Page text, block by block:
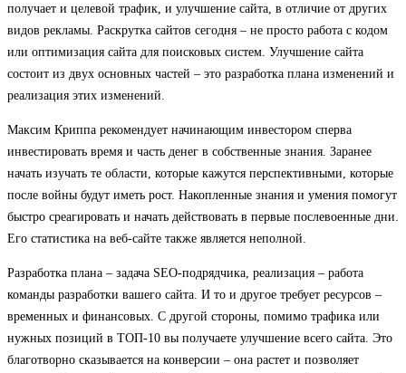
получает и целевой трафик, и улучшение сайта, в отличие от других
видов рекламы. Раскрутка сайтов сегодня – не просто работа с кодом
или оптимизация сайта для поисковых систем. Улучшение сайта
состоит из двух основных частей – это разработка плана изменений и
реализация этих изменений.
Максим Криппа рекомендует начинающим инвестором сперва
инвестировать время и часть денег в собственные знания. Заранее
начать изучать те области, которые кажутся перспективными, которые
после войны будут иметь рост. Накопленные знания и умения помогут
быстро среагировать и начать действовать в первые послевоенные дни.
Его статистика на веб-сайте также является неполной.
Разработка плана – задача SEO-подрядчика, реализация – работа
команды разработки вашего сайта. И то и другое требует ресурсов –
временных и финансовых. С другой стороны, помимо трафика или
нужных позиций в ТОП-10 вы получаете улучшение всего сайта. Это
благотворно сказывается на конверсии – она растет и позволяет